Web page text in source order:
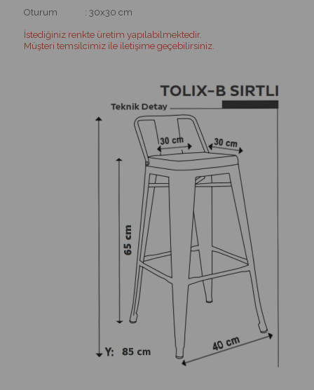
Oturum : 30x30 cm
İstediğiniz renkte üretim yapılabilmektedir.
Müşteri temsilcimiz ile iletişime geçebilirsiniz.